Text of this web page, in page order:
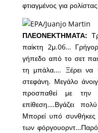
φτιαγμένος για
ΠΛΕΟΝΕΚΤΗΜΑΤΑ:
παίκτη 2μ.06…
γήπεδο από το σετ
τη μπάλα…. Ξέρει να
στεφάνη. Μεγάλο
προσπαθεί με την
επίθεση….Βγάζει
Μπορεί υπό συνθήκες
των